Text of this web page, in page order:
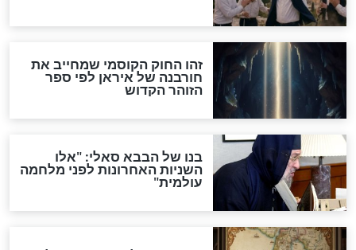
"לפני הגאולה תהיה אפיקורסות
והכחשה גדולה מאוד של
האמונה"
האם לאחר בוא המשיח יהיה
אפשר לחזור בתשובה?